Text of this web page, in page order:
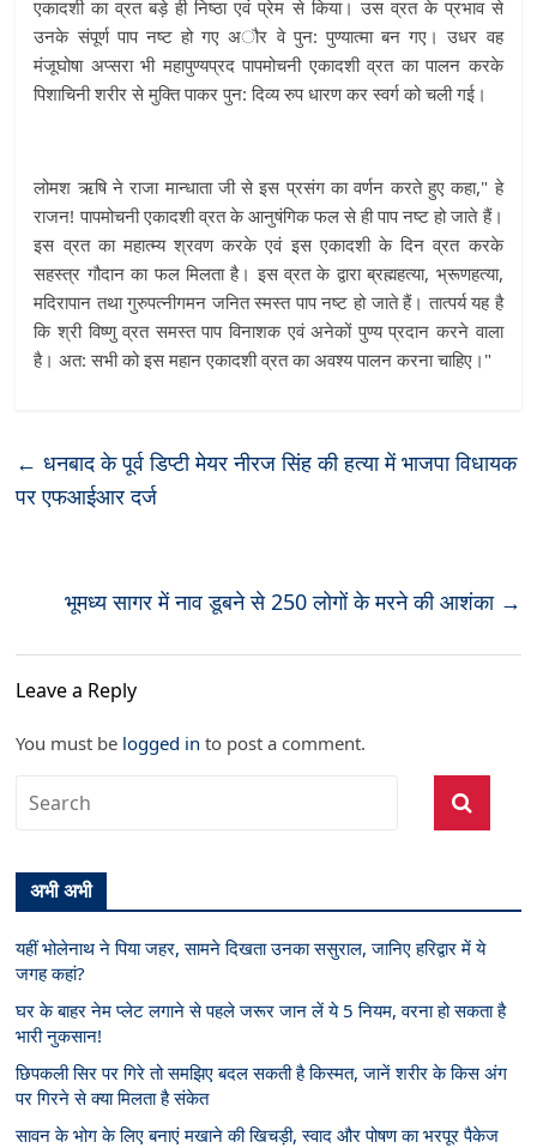
एकादशी का व्रत बड़े ही निष्ठा एवं प्रेम से किया। उस व्रत के प्रभाव से
उनके संपूर्ण पाप नष्ट हो गए अौर वे पुन: पुण्यात्मा बन गए। उधर वह
मंजूघोषा अप्सरा भी महापुण्यप्रद पापमोचनी एकादशी व्रत का पालन करके
पिशाचिनी शरीर से मुक्ति पाकर पुन: दिव्य रुप धारण कर स्वर्ग को चली गई।
लोमश ऋषि ने राजा मान्धाता जी से इस प्रसंग का वर्णन करते हुए कहा," हे
राजन! पापमोचनी एकादशी व्रत के आनुषंगिक फल से ही पाप नष्ट हो जाते हैं।
इस व्रत का महात्म्य श्रवण करके एवं इस एकादशी के दिन व्रत करके
सहस्त्र गौदान का फल मिलता है। इस व्रत के द्वारा ब्रह्महत्या, भ्रूणहत्या,
मदिरापान तथा गुरुपत्नीगमन जनित स्मस्त पाप नष्ट हो जाते हैं। तात्पर्य यह है
कि श्री विष्णु व्रत समस्त पाप विनाशक एवं अनेकों पुण्य प्रदान करने वाला
है। अत: सभी को इस महान एकादशी व्रत का अवश्य पालन करना चाहिए।"
← धनबाद के पूर्व डिप्टी मेयर नीरज सिंह की हत्या में भाजपा विधायक
पर एफआईआर दर्ज
भूमध्य सागर में नाव डूबने से 250 लोगों के मरने की आशंका →
Leave a Reply
You must be logged in to post a comment.
अभी अभी
यहीं भोलेनाथ ने पिया जहर, सामने दिखता उनका ससुराल, जानिए हरिद्वार में ये
जगह कहां?
घर के बाहर नेम प्लेट लगाने से पहले जरूर जान लें ये 5 नियम, वरना हो सकता है
भारी नुकसान!
छिपकली सिर पर गिरे तो समझिए बदल सकती है किस्मत, जानें शरीर के किस अंग
पर गिरने से क्या मिलता है संकेत
सावन के भोग के लिए बनाएं मखाने की खिचड़ी, स्वाद और पोषण का भरपूर पैकेज